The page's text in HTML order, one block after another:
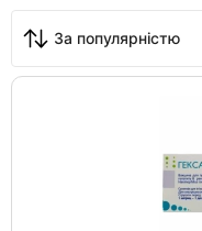
За популярністю